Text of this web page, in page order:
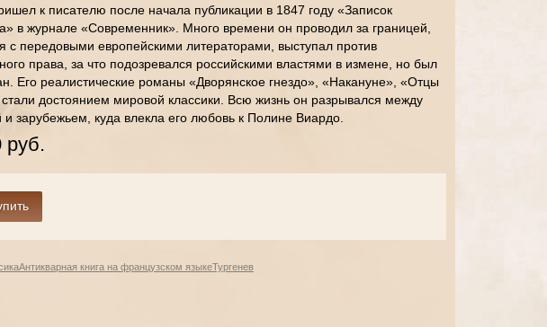
к писателю после начала публикации в 1847 году «Записок
в журнале «Современник». Много времени он проводил за границей,
с передовыми европейскими литераторами, выступал против
права, за что подозревался российскими властями в измене, но был
Его реалистические романы «Дворянское гнездо», «Накануне», «Отцы
стали достоянием мировой классики. Всю жизнь он разрывался между
и зарубежьем, куда влекла его любовь к Полине Виардо.
руб.
Антикварная книга на французском языкеТургенев